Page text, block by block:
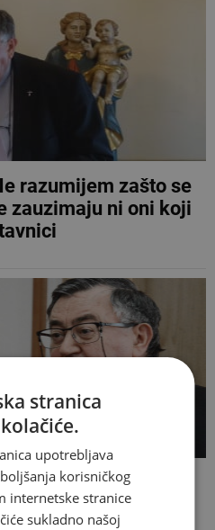
razumijem zašto se
zauzimaju ni oni koji
i sestra kardinala
na islam
stranica
upotrebljava
korisničkog
internetske stranice
sukladno našoj